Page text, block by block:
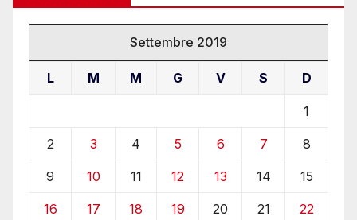
Settembre 2019
L M M G V S D
1
2 3 4 5 6 7 8
9 10 11 12 13 14 15
16 17 18 19 20 21 22